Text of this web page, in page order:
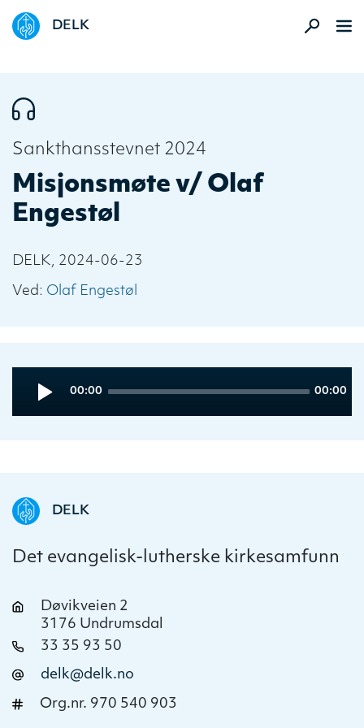
DELK
Sankthansstevnet 2024
Misjonsmøte v/ Olaf
Engestøl
DELK, 2024-06-23
Ved: Olaf Engestøl
Player
Current
00:00
Total
00:00
DELK
Det evangelisk-lutherske kirkesamfunn
Døvikveien 2
3176 Undrumsdal
33 35 93 50
delk@delk.no
Org.nr. 970 540 903